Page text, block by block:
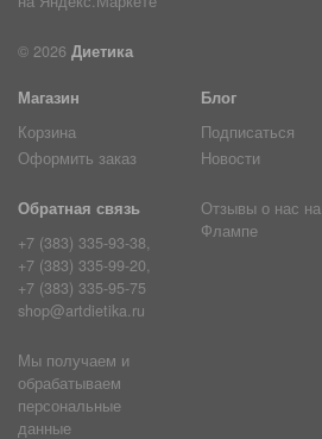
© 2026 Диетика
Магазин
Корзина
Оформить заказ
Блог
Подписаться
Новости
Обратная связь
+7 (383) 335-93-38,
+7 (383) 335-99-20,
+7 (383) 335-95-75
shop@artdietika.ru
Отзывы о нас на
Флампе
Мы получаем и
обрабатываем
персональные
данные